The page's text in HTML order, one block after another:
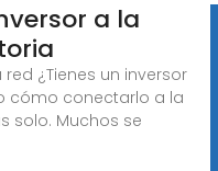
a la
¿Tienes un inversor
cómo conectarlo a la
solo. Muchos se